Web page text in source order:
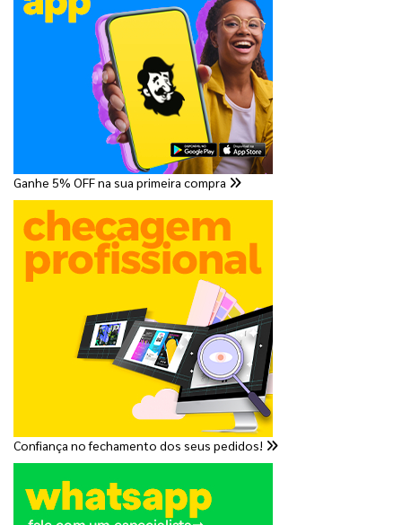
Ganhe 5% OFF na sua primeira compra
Confiança no fechamento dos seus pedidos!